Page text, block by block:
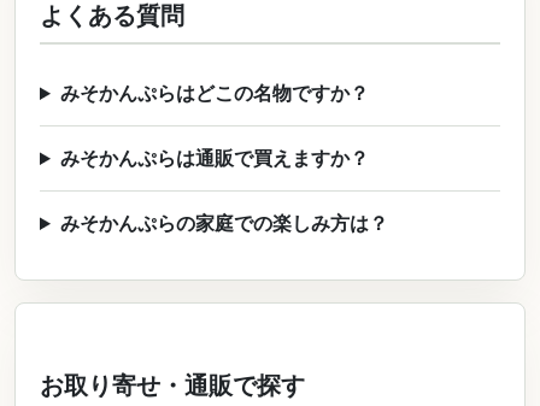
よくある質問
みそかんぷらはどこの名物ですか？
みそかんぷらは通販で買えますか？
みそかんぷらの家庭での楽しみ方は？
お取り寄せ・通販で探す